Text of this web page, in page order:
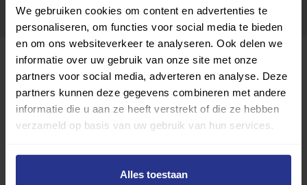
We gebruiken cookies om content en advertenties te
personaliseren, om functies voor social media te bieden
en om ons websiteverkeer te analyseren. Ook delen we
informatie over uw gebruik van onze site met onze
partners voor social media, adverteren en analyse. Deze
partners kunnen deze gegevens combineren met andere
informatie die u aan ze heeft verstrekt of die ze hebben
verzameld op basis van uw gebruik van hun services.
Alles toestaan